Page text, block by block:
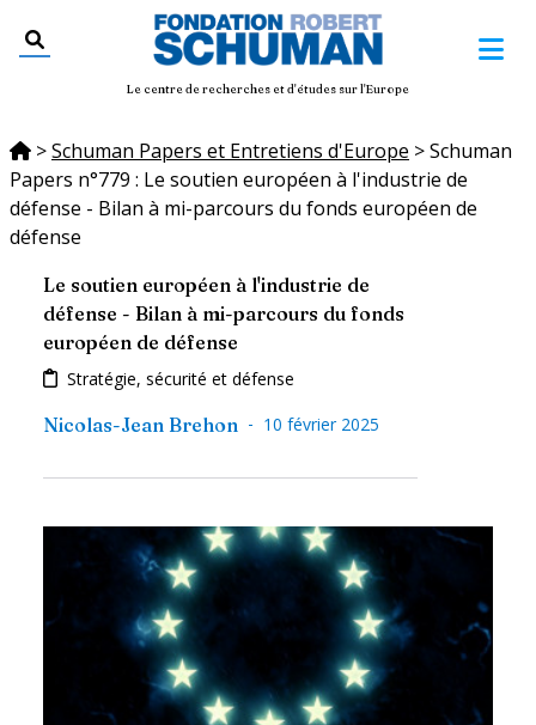
Le centre de recherches et d'études sur l'Europe
>Schuman Papers et Entretiens d'Europe >Schuman
Papers n°779 : Le soutien européen à l'industrie de
défense - Bilan à mi-parcours du fonds européen de
défense
Le soutien européen à l'industrie de
défense - Bilan à mi-parcours du fonds
européen de défense
Stratégie, sécurité et défense
Nicolas-Jean Brehon - 10 février 2025